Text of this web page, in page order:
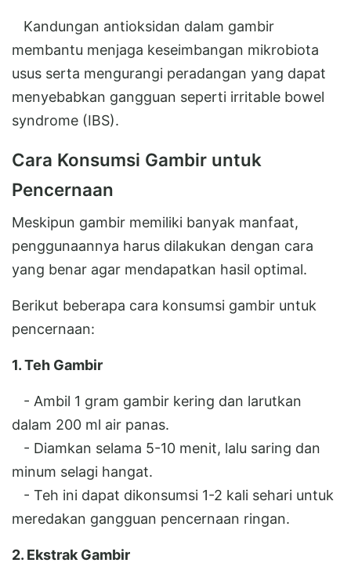
Kandungan antioksidan dalam gambir
membantu menjaga keseimbangan mikrobiota
usus serta mengurangi peradangan yang dapat
menyebabkan gangguan seperti irritable bowel
syndrome (IBS).
Cara Konsumsi Gambir untuk
Pencernaan
Meskipun gambir memiliki banyak manfaat,
penggunaannya harus dilakukan dengan cara
yang benar agar mendapatkan hasil optimal.
Berikut beberapa cara konsumsi gambir untuk
pencernaan:
1. Teh Gambir
- Ambil 1 gram gambir kering dan larutkan
dalam 200 ml air panas.
- Diamkan selama 5-10 menit, lalu saring dan
minum selagi hangat.
- Teh ini dapat dikonsumsi 1-2 kali sehari untuk
meredakan gangguan pencernaan ringan.
2. Ekstrak Gambir